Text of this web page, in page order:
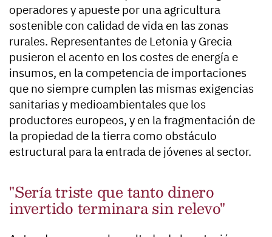
operadores y apueste por una agricultura
sostenible con calidad de vida en las zonas
rurales. Representantes de Letonia y Grecia
pusieron el acento en los costes de energía e
insumos, en la competencia de importaciones
que no siempre cumplen las mismas exigencias
sanitarias y medioambientales que los
productores europeos, y en la fragmentación de
la propiedad de la tierra como obstáculo
estructural para la entrada de jóvenes al sector.
"Sería triste que tanto dinero
invertido terminara sin relevo"